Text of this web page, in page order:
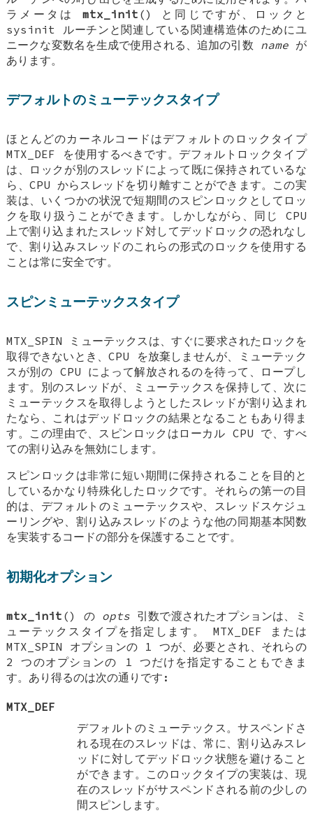
ラメータはmtx_init () と同じですが、ロックと
sysinit ルーチンと関連している関連構造体のためにユ
ニークな変数名を生成で使用される、追加の引数 nameが
あります。
デフォルトのミューテックスタイプ
ほとんどのカーネルコードはデフォルトのロックタイプ
MTX_DEF を使用するべきです。デフォルトロックタイプ
は、ロックが別のスレッドによって既に保持されているな
ら、CPU からスレッドを切り離すことができます。この実
装は、いくつかの状況で短期間のスピンロックとしてロッ
クを取り扱うことができます。しかしながら、同じ CPU
上で割り込まれたスレッド対してデッドロックの恐れなし
で、割り込みスレッドのこれらの形式のロックを使用する
ことは常に安全です。
スピンミューテックスタイプ
MTX_SPIN ミューテックスは、すぐに要求されたロックを
取得できないとき、CPU を放棄しませんが、ミューテック
スが別の CPU によって解放されるのを待って、ロープし
ます。別のスレッドが、ミューテックスを保持して、次に
ミューテックスを取得しようとしたスレッドが割り込まれ
たなら、これはデッドロックの結果となることもあり得ま
す。この理由で、スピンロックはローカル CPU で、すべ
ての割り込みを無効にします。
スピンロックは非常に短い期間に保持されることを目的と
しているかなり特殊化したロックです。それらの第一の目
的は、デフォルトのミューテックスや、スレッドスケジュ
ーリングや、割り込みスレッドのような他の同期基本関数
を実装するコードの部分を保護することです。
初期化オプション
mtx_init () の opts引数で渡されたオプションは、ミ
ューテックスタイプを指定します。MTX_DEF または
MTX_SPIN オプションの 1 つが、必要とされ、それらの
2 つのオプションの 1 つだけを指定することもできま
す。あり得るのは次の通りです:
MTX_DEF
デフォルトのミューテックス。サスペンドさ
れる現在のスレッドは、常に、割り込みスレ
ッドに対してデッドロック状態を避けること
ができます。このロックタイプの実装は、現
在のスレッドがサスペンドされる前の少しの
間スピンします。